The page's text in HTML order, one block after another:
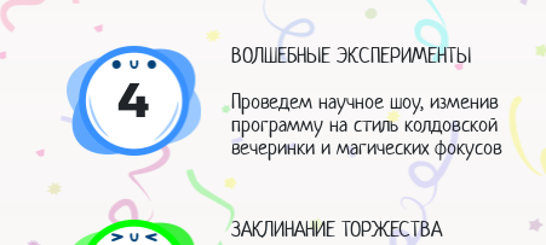
4
ВОЛШЕБНЫЕ ЭКСПЕРИМЕНТЫ
Проведем научное шоу, изменив
программу на стиль колдовской
вечеринки и магических фокусов
ЗАКЛИНАНИЕ ТОРЖЕСТВА